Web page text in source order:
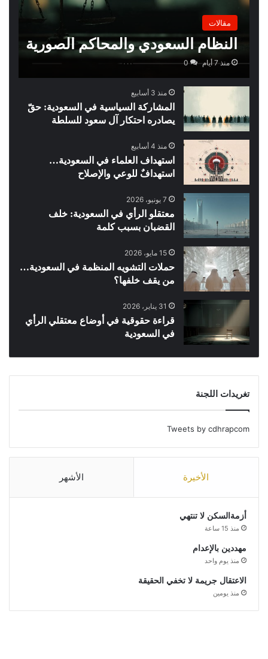
مقالات
النظام السعودي والمحاكم الصورية
منذ 7 أيام 0
منذ 3 أسابيع
المشاركة السياسية في السعودية: حقّ
يصادره احتكار آل سعود للسلطة
منذ 4 أسابيع
استهداف العلماء في السعودية…
استهدافٌ للوعي والإصلاح
7 يونيو، 2026
معتقلو الرأي في السعودية: خلف
القضبان بسبب كلمة
15 مايو، 2026
حملات التشويه المنظمة في السعودية…
من يقف خلفها؟
31 يناير، 2026
قراءة حقوقية في أوضاع معتقلي الرأي
في السعودية
تغريدات اللجنة
Tweets by cdhrapcom
الأخيرة الأشهر
أزمةالسكن لا تنتهي
منذ 15 ساعة
مهددين بالإعدام
منذ يوم واحد
الاعتقال جريمة لا تخفي الحقيقة
منذ يومين